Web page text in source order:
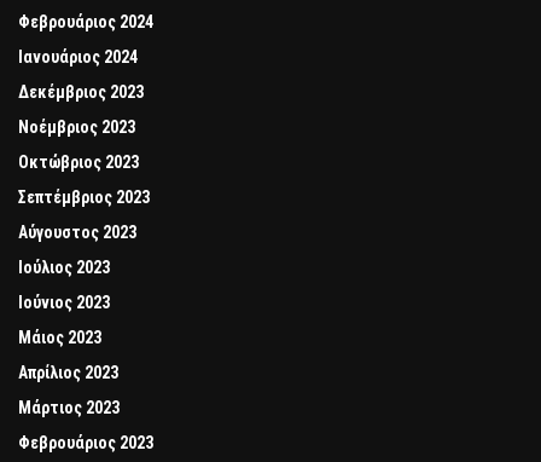
Φεβρουάριος 2024
Ιανουάριος 2024
Δεκέμβριος 2023
Νοέμβριος 2023
Οκτώβριος 2023
Σεπτέμβριος 2023
Αύγουστος 2023
Ιούλιος 2023
Ιούνιος 2023
Μάιος 2023
Απρίλιος 2023
Μάρτιος 2023
Φεβρουάριος 2023